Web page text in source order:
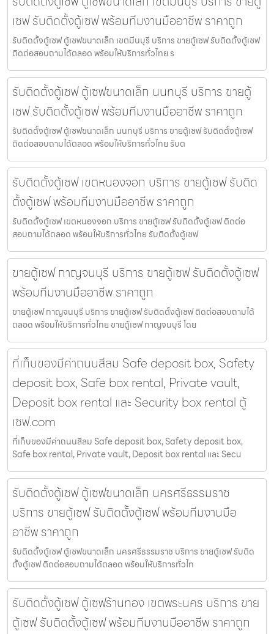
เซฟ รับติดตั้งตู้เซฟ พร้อมทีมงานมืออาชีพ ราคาถูก
รับติดตั้งตู้เซฟ ตู้เซฟขนาดเล็ก เขตมีนบุรี บริการ ขายตู้เซฟ รับติดตั้งตู้เซฟ
ติดต่อสอบถามได้ตลอด พร้อมให้บริการทั่วไทย ร
รับติดตั้งตู้เซฟ ตู้เซฟขนาดเล็ก นนทบุรี บริการ ขายตู้
เซฟ รับติดตั้งตู้เซฟ พร้อมทีมงานมืออาชีพ ราคาถูก
รับติดตั้งตู้เซฟ ตู้เซฟขนาดเล็ก นนทบุรี บริการ ขายตู้เซฟ รับติดตั้งตู้เซฟ
ติดต่อสอบถามได้ตลอด พร้อมให้บริการทั่วไทย รับต
รับติดตั้งตู้เซฟ เขตหนองจอก บริการ ขายตู้เซฟ รับติด
ตั้งตู้เซฟ พร้อมทีมงานมืออาชีพ ราคาถูก
รับติดตั้งตู้เซฟ เขตหนองจอก บริการ ขายตู้เซฟ รับติดตั้งตู้เซฟ ติดต่อ
สอบถามได้ตลอด พร้อมให้บริการทั่วไทย รับติดตั้งตู้เซฟ
ขายตู้เซฟ กาญจนบุรี บริการ ขายตู้เซฟ รับติดตั้งตู้เซฟ
พร้อมทีมงานมืออาชีพ ราคาถูก
ขายตู้เซฟ กาญจนบุรี บริการ ขายตู้เซฟ รับติดตั้งตู้เซฟ ติดต่อสอบถามได้
ตลอด พร้อมให้บริการทั่วไทย ขายตู้เซฟ กาญจนบุรี โดย
ที่เก็บของมีค่าถนนสีลม Safe deposit box, Safety
deposit box, Safe box rental, Private vault,
Deposit box rental และ Security box rental ตู้
เซฟ.com
ที่เก็บของมีค่าถนนสีลม Safe deposit box, Safety deposit box,
Safe box rental, Private vault, Deposit box rental และ Secu
รับติดตั้งตู้เซฟ ตู้เซฟขนาดเล็ก นครศรีธรรมราช
บริการ ขายตู้เซฟ รับติดตั้งตู้เซฟ พร้อมทีมงานมือ
อาชีพ ราคาถูก
รับติดตั้งตู้เซฟ ตู้เซฟขนาดเล็ก นครศรีธรรมราช บริการ ขายตู้เซฟ รับติด
ตั้งตู้เซฟ ติดต่อสอบถามได้ตลอด พร้อมให้บริการทั่วไท
รับติดตั้งตู้เซฟ ตู้เซฟร้านทอง เขตพระนคร บริการ ขาย
ตู้เซฟ รับติดตั้งตู้เซฟ พร้อมทีมงานมืออาชีพ ราคาถูก